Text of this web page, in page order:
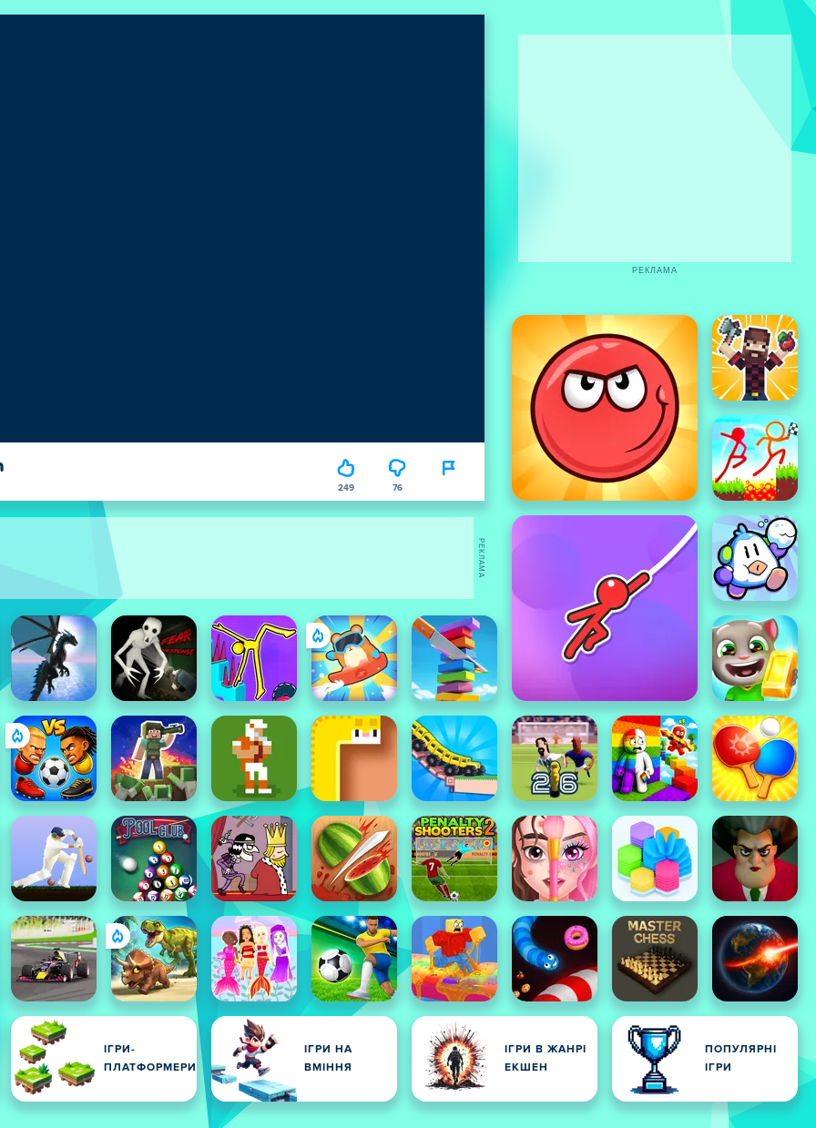
249 76
ІГРИ-
ПЛАТФОРМЕРИ
ІГРИ НА
ВМІННЯ
ІГРИ В ЖАНРІ
ЕКШЕН
ПОПУЛЯРНІ
ІГРИ
РЕКЛАМА
РЕКЛАМА